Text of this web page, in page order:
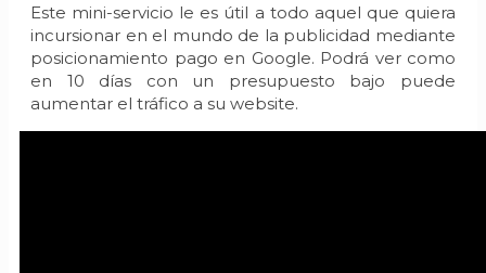
Este mini-servicio le es útil a todo aquel que quiera
incursionar en el mundo de la publicidad mediante
posicionamiento pago en Google. Podrá ver como
en 10 días con un presupuesto bajo puede
aumentar el tráfico a su website.